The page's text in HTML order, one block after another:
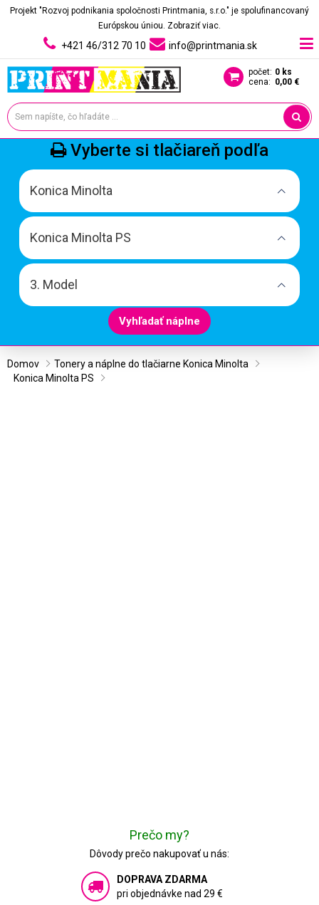
Projekt "Rozvoj podnikania spoločnosti Printmania, s.r.o." je spolufinancovaný
Európskou úniou. Zobraziť viac.
+421 46/312 70 10 info@printmania.sk
počet: 0 ks
cena: 0,00 €
Vyberte si tlačiareň podľa
Konica Minolta
Konica Minolta PS
3. Model
Vyhľadať náplne
Domov
Tonery a náplne do tlačiarne Konica Minolta
Konica Minolta PS
Prečo my?
Dôvody prečo nakupovať u nás:
DOPRAVA ZDARMA
pri objednávke nad 29 €